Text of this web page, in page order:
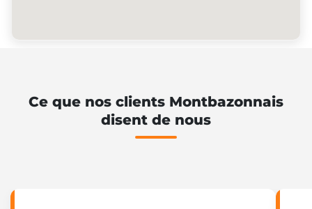
Ce que nos clients Montbazonnais
disent de nous